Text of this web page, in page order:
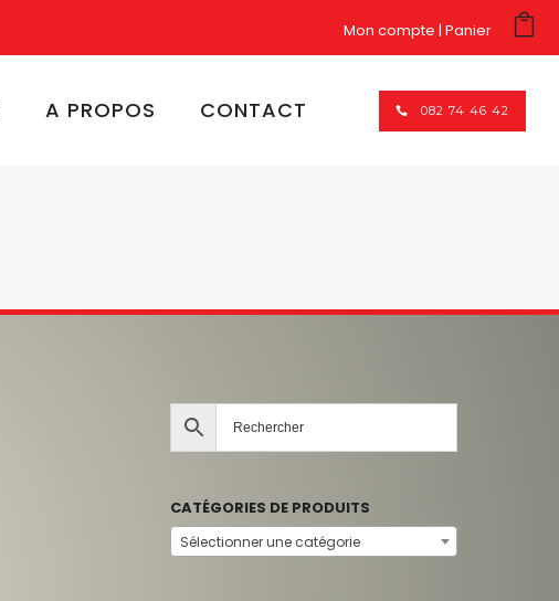
Mon compte Panier
082 74 46 42
A PROPOS CONTACT
CATÉGORIES DE PRODUITS
Sélectionner une catégorie